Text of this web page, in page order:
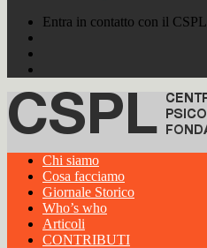
Entra in contatto con il CSPL
Chi siamo
Cosa facciamo
Giornale Storico
Who’s who
Articoli
CONTRIBUTI